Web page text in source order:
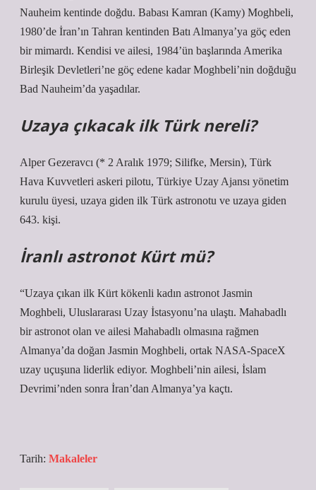
Nauheim kentinde doğdu. Babası Kamran (Kamy) Moghbeli,
1980’de İran’ın Tahran kentinden Batı Almanya’ya göç eden
bir mimardı. Kendisi ve ailesi, 1984’ün başlarında Amerika
Birleşik Devletleri’ne göç edene kadar Moghbeli’nin doğduğu
Bad Nauheim’da yaşadılar.
Uzaya çıkacak ilk Türk nereli?
Alper Gezeravcı (* 2 Aralık 1979; Silifke, Mersin), Türk
Hava Kuvvetleri askeri pilotu, Türkiye Uzay Ajansı yönetim
kurulu üyesi, uzaya giden ilk Türk astronotu ve uzaya giden
643. kişi.
İranlı astronot Kürt mü?
“Uzaya çıkan ilk Kürt kökenli kadın astronot Jasmin
Moghbeli, Uluslararası Uzay İstasyonu’na ulaştı. Mahabadlı
bir astronot olan ve ailesi Mahabadlı olmasına rağmen
Almanya’da doğan Jasmin Moghbeli, ortak NASA-SpaceX
uzay uçuşuna liderlik ediyor. Moghbeli’nin ailesi, İslam
Devrimi’nden sonra İran’dan Almanya’ya kaçtı.
Tarih: Makaleler